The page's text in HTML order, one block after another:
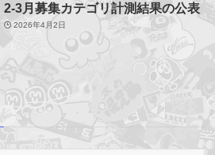
2-3月募集カテゴリ計測結果の公表
2026年4月2日